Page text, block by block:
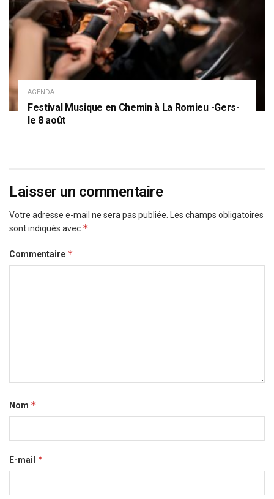
AGENDA
Festival Musique en Chemin à La Romieu -Gers-
le 8 août
Laisser un commentaire
Votre adresse e-mail ne sera pas publiée. Les champs obligatoires
sont indiqués avec *
Commentaire *
Nom *
E-mail *